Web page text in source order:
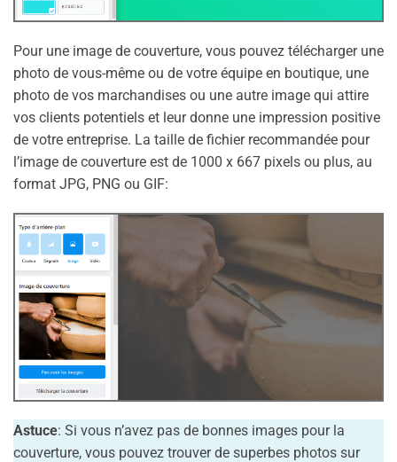
Pour une image de couverture, vous pouvez télécharger une
photo de vous-même ou de votre équipe en boutique, une
photo de vos marchandises ou une autre image qui attire
vos clients potentiels et leur donne une impression positive
de votre entreprise. La taille de fichier recommandée pour
l’image de couverture est de 1000 x 667 pixels ou plus, au
format JPG, PNG ou GIF:
Astuce: Si vous n’avez pas de bonnes images pour la
couverture, vous pouvez trouver de superbes photos sur